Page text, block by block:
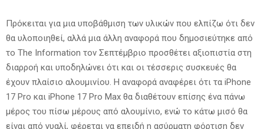
Πρόκειται για μια υποβάθμιση των υλικών που ελπίζω ότι δεν
θα υλοποιηθεί, αλλά μια άλλη αναφορά που δημοσιεύτηκε από
το The Information τον Σεπτέμβριο προσθέτει αξιοπιστία στη
διαρροή και υποδηλώνει ότι και οι τέσσερις συσκευές θα
έχουν πλαίσιο αλουμινίου. Η αναφορά αναφέρει ότι τα iPhone
17 Pro και iPhone 17 Pro Max θα διαθέτουν επίσης ένα πάνω
μέρος του πίσω μέρους από αλουμίνιο, ενώ το κάτω μισό θα
είναι από γυαλί, φέρεται να επειδή η ασύρματη φόρτιση δεν